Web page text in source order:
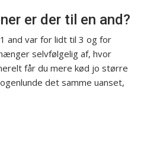
er der til en and?
and var for lidt til 3 og for
selvfølgelig af, hvor
får du mere kød jo større
det samme uanset,